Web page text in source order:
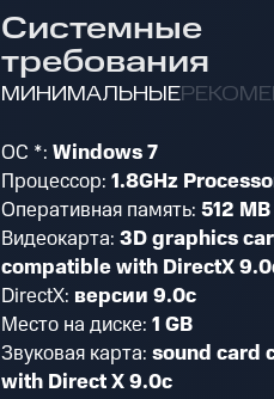
Системные
требования
МИНИМАЛЬНЫЕ
ОС *: Windows 7
Процессор: 1.8GHz
Оперативная память: 512
Видеокарта: 3D graphics
compatible with DirectX
DirectX: версии 9.0c
Место на диске: 1 GB
Звуковая карта: sound card
with Direct X 9.0c